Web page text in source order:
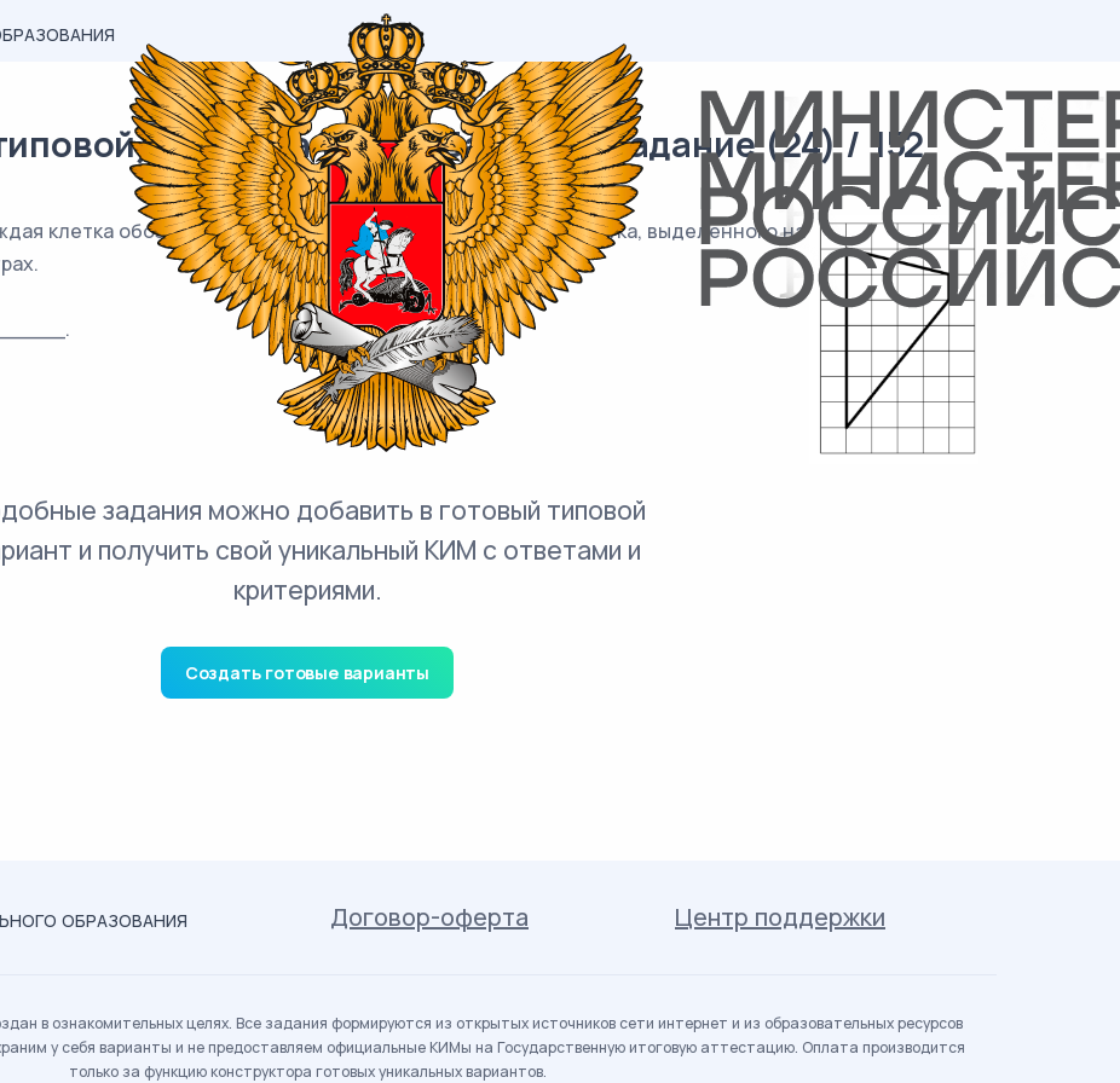
материал ЕГЭ / База / 09 задание (24) / 152
клетка обозначает квадрат 1м×1м . Найдите площадь участка, выделенного на
задания можно добавить в готовый типовой
и получить свой уникальный КИМ с ответами и
критериями.
Создать готовые варианты
ОБРАЗОВАНИЯ Договор-оферта Центр поддержки
в ознакомительных целях. Все задания формируются из открытых источников сети интернет и из образовательных ресурсов
у себя варианты и не предоставляем официальные КИМы на Государственную итоговую аттестацию. Оплата производится
только за функцию конструктора готовых уникальных вариантов.